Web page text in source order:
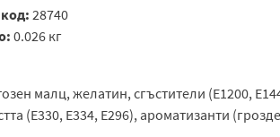
28740
0.026 кг
малц, желатин, сгъстители (E1200,
(E330, E334, E296), ароматизанти